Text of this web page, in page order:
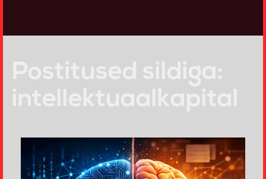
Postitused sildiga:
intellektuaalkapital